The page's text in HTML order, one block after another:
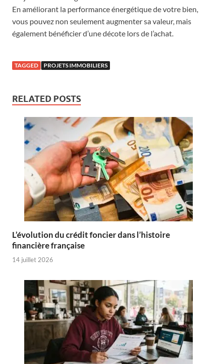
En améliorant la performance énergétique de votre bien,
vous pouvez non seulement augmenter sa valeur, mais
également bénéficier d’une décote lors de l’achat.
TAGGED PROJETS IMMOBILIERS
RELATED POSTS
L’évolution du crédit foncier dans l’histoire
financière française
14 juillet 2026